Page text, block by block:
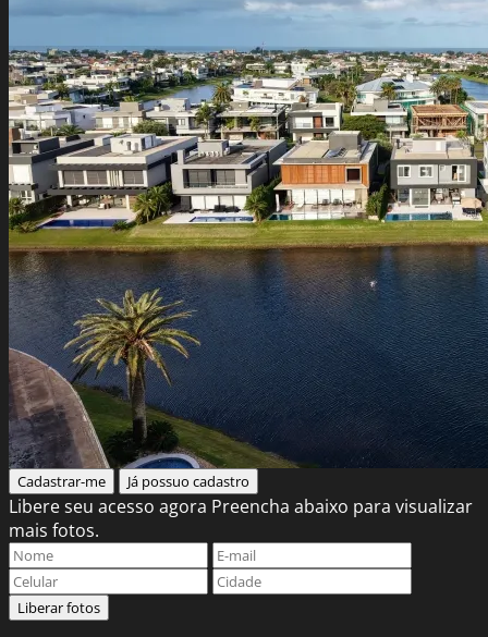
Cadastrar-me Já possuo cadastro
Libere seu acesso agora Preencha abaixo para visualizar
mais fotos.
Liberar fotos